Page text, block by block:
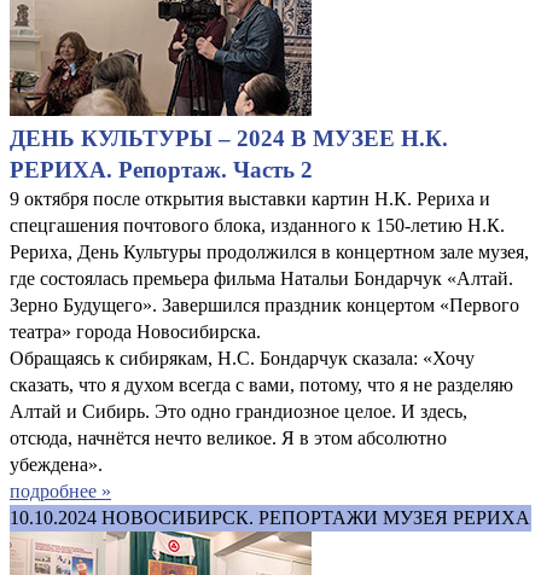
ДЕНЬ КУЛЬТУРЫ – 2024 В МУЗЕЕ Н.К.
РЕРИХА. Репортаж. Часть 2
9 октября после открытия выставки картин Н.К. Рериха и
спецгашения почтового блока, изданного к 150-летию Н.К.
Рериха, День Культуры продолжился в концертном зале музея,
где состоялась премьера фильма Натальи Бондарчук «Алтай.
Зерно Будущего». Завершился праздник концертом «Первого
театра» города Новосибирска.
Обращаясь к сибирякам, Н.С. Бондарчук сказала: «Хочу
сказать, что я духом всегда с вами, потому, что я не разделяю
Алтай и Сибирь. Это одно грандиозное целое. И здесь,
отсюда, начнётся нечто великое. Я в этом абсолютно
убеждена».
подробнее »
10.10.2024 НОВОСИБИРСК. РЕПОРТАЖИ МУЗЕЯ РЕРИХА